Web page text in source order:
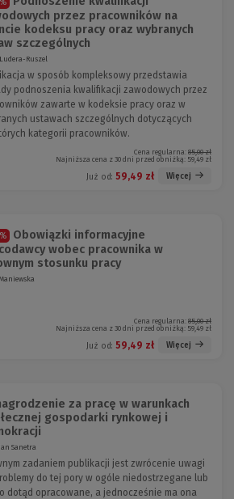
przez pracowników na
kodeksu pracy oraz wybranych
szczególnych
Ruszel
w sposób kompleksowy przedstawia
podnoszenia kwalifikacji zawodowych przez
zawarte w kodeksie pracy oraz w
ustawach szczególnych dotyczących
kategorii pracowników.
Cena regularna: 85,00 zł
Najniższa cena z 30 dni przed obniżką: 59,49 zł
Już od: 59,49 zł Więcej
Obowiązki informacyjne
wobec pracownika w
stosunku pracy
Cena regularna: 85,00 zł
Najniższa cena z 30 dni przed obniżką: 59,49 zł
Już od: 59,49 zł Więcej
za pracę w warunkach
gospodarki rynkowej i
Sanetra
zadaniem publikacji jest zwrócenie uwagi
do tej pory w ogóle niedostrzegane lub
dotąd opracowane, a jednocześnie ma ona